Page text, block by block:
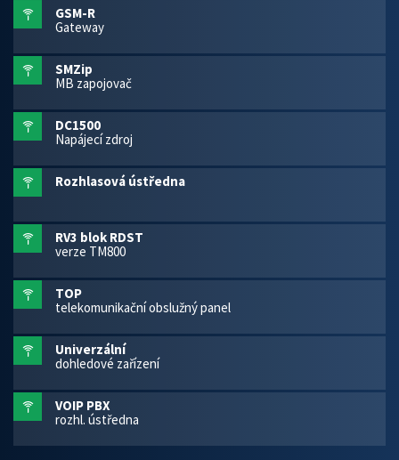
GSM-R
Gateway
SMZip
MB zapojovač
DC1500
Napájecí zdroj
Rozhlasová ústředna
RV3 blok RDST
verze TM800
TOP
telekomunikační obslužný panel
Univerzální
dohledové zařízení
VOIP PBX
rozhl. ústředna